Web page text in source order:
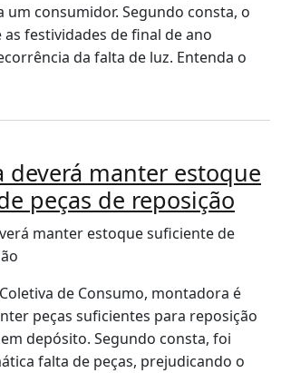
um consumidor. Segundo consta, o
festividades de final de ano
da falta de luz. Entenda o
deverá manter estoque
peças de reposição
de Consumo, montadora é
peças suficientes para reposição
depósito. Segundo consta, foi
falta de peças, prejudicando o